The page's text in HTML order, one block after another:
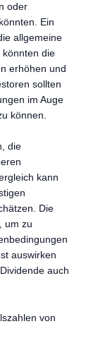
oder
Ein
allgemeine
könnten die
erhöhen und
sollten
im Auge
können.
die
kann
Die
um zu
auswirken
auch
von